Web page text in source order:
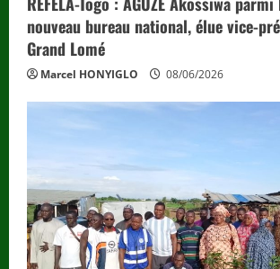
nouveau bureau national, élue vice-
Grand Lomé
Marcel HONYIGLO 08/06/2026